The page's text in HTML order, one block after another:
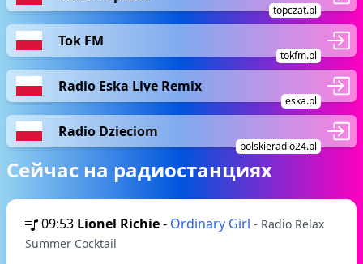
topczat.pl
Tok FM
tokfm.pl
Radio Eska Live Remix
eska.pl
Radio Dzieciom
polskieradio24.pl
Сейчас на радиостанциях
09:53 Lionel Richie- Ordinary Girl - Radio Relax
Summer Cocktail